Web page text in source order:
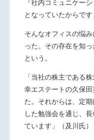
『社内コミュニケー
となっていたからです
そんなオフィスの悩
った。その存在を知っ
という。
「当社の株主である
幸エステートの久保
た。それからは、定
した勉強会を通じ、
ています」（及川氏）